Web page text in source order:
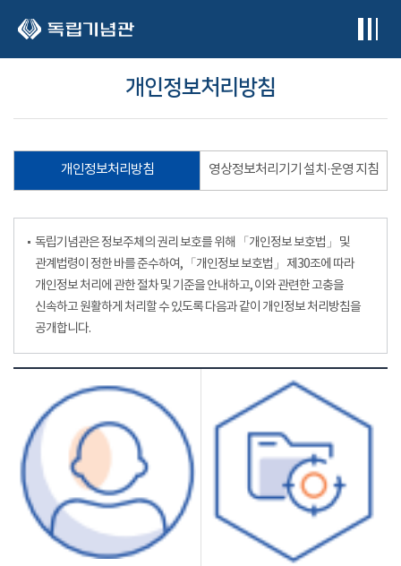
개인정보처리방침
개인정보처리방침 영상정보처리기기 설치·운영 지침
독립기념관은 정보주체의 권리 보호를 위해 「개인정보 보호법」 및
관계법령이 정한 바를 준수하여, 「개인정보 보호법」 제30조에 따라
개인정보 처리에 관한 절차 및 기준을 안내하고, 이와 관련한 고충을
신속하고 원활하게 처리할 수 있도록 다음과 같이 개인정보 처리방침을
공개합니다.